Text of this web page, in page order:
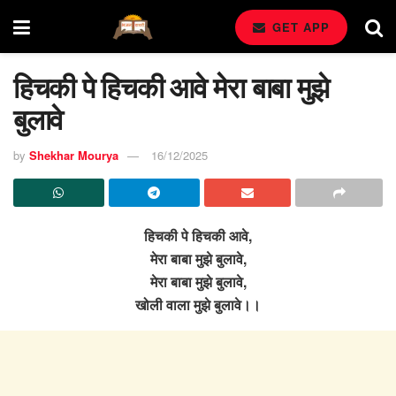
GET APP
हिचकी पे हिचकी आवे मेरा बाबा मुझे
बुलावे
by Shekhar Mourya 16/12/2025
हिचकी पे हिचकी आवे,
मेरा बाबा मुझे बुलावे,
मेरा बाबा मुझे बुलावे,
खोली वाला मुझे बुलावे।।